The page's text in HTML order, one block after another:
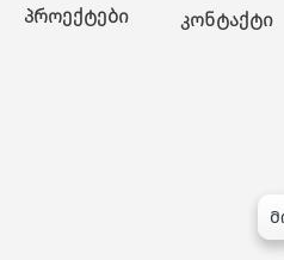
პროექტები კონტაქტი